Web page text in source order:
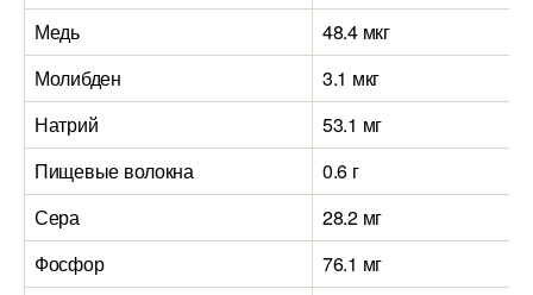
Медь
48.4 мкг
Молибден
3.1 мкг
Натрий
53.1 мг
Пищевые волокна
0.6 г
Сера
28.2 мг
Фосфор
76.1 мг